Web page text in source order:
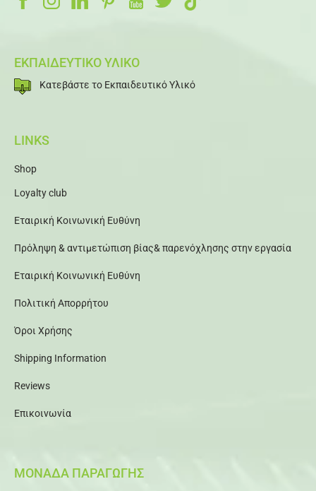
ΕΚΠΑΙΔΕΥΤΙΚΟ ΥΛΙΚΟ
Κατεβάστε το Εκπαιδευτικό Υλικό
LINKS
Shop
Loyalty club
Εταιρική Κοινωνική Ευθύνη
Πρόληψη & αντιμετώπιση βίας& παρενόχλησης στην εργασία
Εταιρική Κοινωνική Ευθύνη
Πολιτική Απορρήτου
Όροι Χρήσης
Shipping Information
Reviews
Επικοινωνία
ΜΟΝΑΔΑ ΠΑΡΑΓΩΓΗΣ